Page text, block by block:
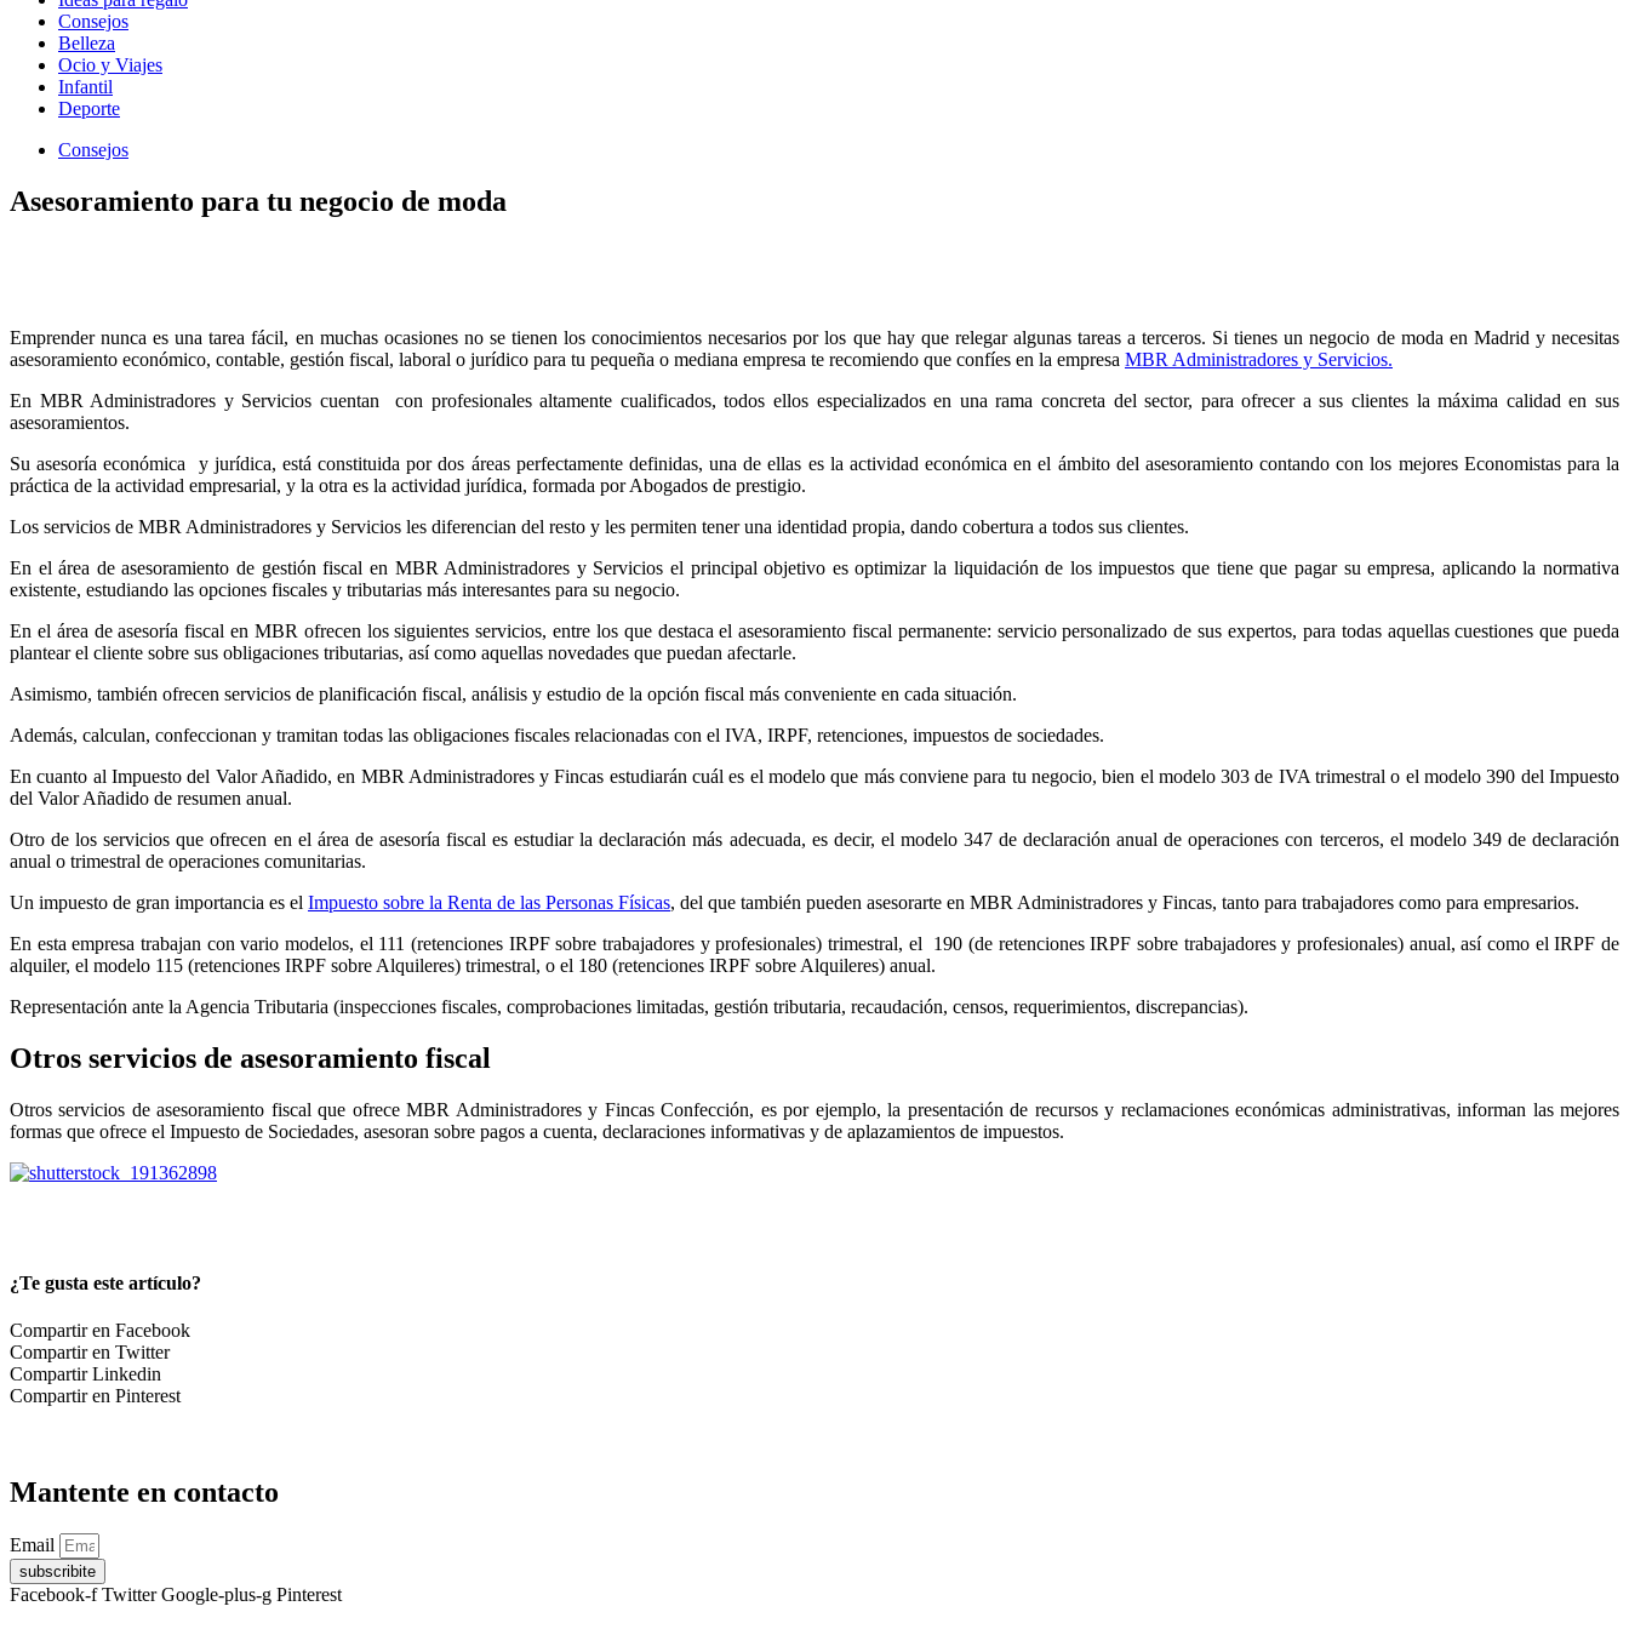
Consejos
Belleza
Ocio y Viajes
Infantil
Deporte
Consejos
Asesoramiento para tu negocio de moda
Emprender nunca es una tarea fácil, en muchas ocasiones no se tienen los conocimientos necesarios por los que hay que relegar algunas tareas a terceros. Si tienes un negocio de moda en Madrid y necesitas
asesoramiento económico, contable, gestión fiscal, laboral o jurídico para tu pequeña o mediana empresa te recomiendo que confíes en la empresa MBR Administradores y Servicios.
En MBR Administradores y Servicios cuentan con profesionales altamente cualificados, todos ellos especializados en una rama concreta del sector, para ofrecer a sus clientes la máxima calidad en sus
asesoramientos.
Su asesoría económica y jurídica, está constituida por dos áreas perfectamente definidas, una de ellas es la actividad económica en el ámbito del asesoramiento contando con los mejores Economistas para la
práctica de la actividad empresarial, y la otra es la actividad jurídica, formada por Abogados de prestigio.
Los servicios de MBR Administradores y Servicios les diferencian del resto y les permiten tener una identidad propia, dando cobertura a todos sus clientes.
En el área de asesoramiento de gestión fiscal en MBR Administradores y Servicios el principal objetivo es optimizar la liquidación de los impuestos que tiene que pagar su empresa, aplicando la normativa
existente, estudiando las opciones fiscales y tributarias más interesantes para su negocio.
En el área de asesoría fiscal en MBR ofrecen los siguientes servicios, entre los que destaca el asesoramiento fiscal permanente: servicio personalizado de sus expertos, para todas aquellas cuestiones que pueda
plantear el cliente sobre sus obligaciones tributarias, así como aquellas novedades que puedan afectarle.
Asimismo, también ofrecen servicios de planificación fiscal, análisis y estudio de la opción fiscal más conveniente en cada situación.
Además, calculan, confeccionan y tramitan todas las obligaciones fiscales relacionadas con el IVA, IRPF, retenciones, impuestos de sociedades.
En cuanto al Impuesto del Valor Añadido, en MBR Administradores y Fincas estudiarán cuál es el modelo que más conviene para tu negocio, bien el modelo 303 de IVA trimestral o el modelo 390 del Impuesto
del Valor Añadido de resumen anual.
Otro de los servicios que ofrecen en el área de asesoría fiscal es estudiar la declaración más adecuada, es decir, el modelo 347 de declaración anual de operaciones con terceros, el modelo 349 de declaración
anual o trimestral de operaciones comunitarias.
Un impuesto de gran importancia es el Impuesto sobre la Renta de las Personas Físicas, del que también pueden asesorarte en MBR Administradores y Fincas, tanto para trabajadores como para empresarios.
En esta empresa trabajan con vario modelos, el 111 (retenciones IRPF sobre trabajadores y profesionales) trimestral, el 190 (de retenciones IRPF sobre trabajadores y profesionales) anual, así como el IRPF de
alquiler, el modelo 115 (retenciones IRPF sobre Alquileres) trimestral, o el 180 (retenciones IRPF sobre Alquileres) anual.
Representación ante la Agencia Tributaria (inspecciones fiscales, comprobaciones limitadas, gestión tributaria, recaudación, censos, requerimientos, discrepancias).
Otros servicios de asesoramiento fiscal
Otros servicios de asesoramiento fiscal que ofrece MBR Administradores y Fincas Confección, es por ejemplo, la presentación de recursos y reclamaciones económicas administrativas, informan las mejores
formas que ofrece el Impuesto de Sociedades, asesoran sobre pagos a cuenta, declaraciones informativas y de aplazamientos de impuestos.
¿Te gusta este artículo?
Compartir en Facebook
Compartir en Twitter
Compartir Linkedin
Compartir en Pinterest
Mantente en contacto
Email
subscribite
Facebook-f Twitter Google-plus-g Pinterest